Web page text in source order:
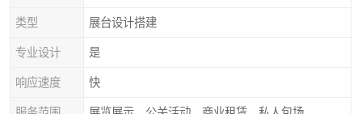
类型 展台设计搭建
专业设计 是
响应速度 快